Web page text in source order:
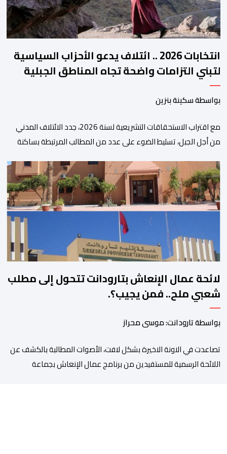
انتخابات 2026 .. ائتلاف يدعو الأحزاب السياسية
لتبني التزامات واضحة تجاه المناطق الجبلية
بواسطة سكينة بنزين
مع اقتراب الاستحقاقات التشريعية لسنة 2026، جدد الائتلاف المدني
من أجل الجبل، تسليط الضوء على عدد من المطالب المرتبطة بساكنة
فيها الأحزاب السياسية، إلى ادراج 10 التزامات ضمن برامجها الانتخابية
المنتظرة، في إطار تعاقد سياسي مع المناطق الجبلية والانتقال من
الوعود الانتخابية إلى التزامات عملية […]
لائحة عمال الإنعاش بتارودانت تتحول إلى مطلب
شعبي ملح.. فمن يجيب؟.
بواسطة تارودانت: موسى محراز
تصاعدت في الاونة الاخيرة بشكل لافت، الأصوات المطالبة بالكشف عن
اللائحة الرسمية للمستفيدين من برنامج عمال الإنعاش بجماعة